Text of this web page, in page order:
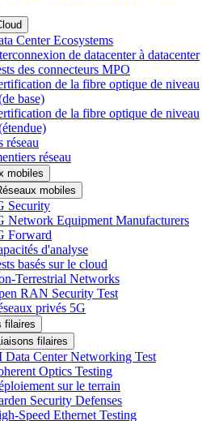
Center Ecosystems
de datacenter à datacenter
des connecteurs MPO
de la fibre optique de niveau
base)
de la fibre optique de niveau
réseau
réseau
mobiles
mobiles
Security
Network Equipment Manufacturers
Forward
d'analyse
basés sur le cloud
Terrestrial Networks
RAN Security Test
privés 5G
filaires
filaires
Data Center Networking Test
Optics Testing
sur le terrain
Security Defenses
Speed Ethernet Testing